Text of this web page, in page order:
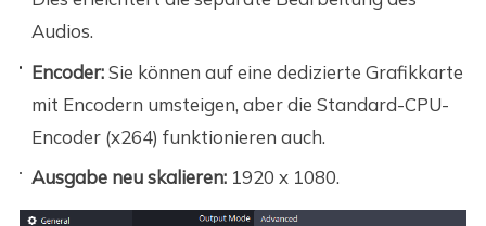
Audios.
Encoder:Sie können auf eine dedizierte Grafikkarte
mit Encodern umsteigen, aber die Standard-CPU-
Encoder (x264) funktionieren auch.
Ausgabe neu skalieren: 1920 x 1080.